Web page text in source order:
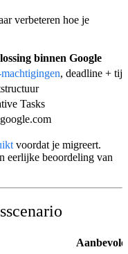
verbeteren hoe je
binnen Google
, deadline + tijd
Tasks
voordat je migreert.
eerlijke beoordeling van